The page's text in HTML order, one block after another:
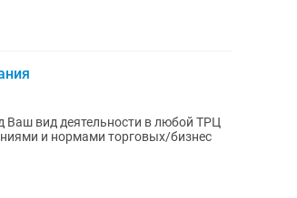
Ваш вид деятельности в любой ТРЦ
и нормами торговых/бизнес